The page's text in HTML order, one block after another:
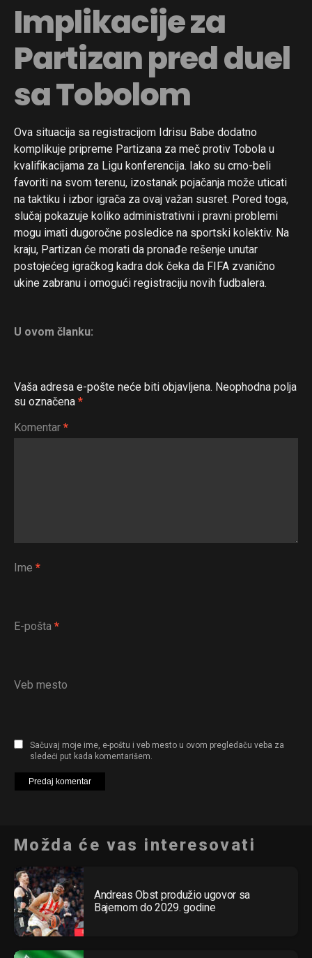
Implikacije za
Partizan pred duel
sa Tobolom
Ova situacija sa registracijom Idrisu Babe dodatno
komplikuje pripreme Partizana za meč protiv Tobola u
kvalifikacijama za Ligu konferencija. Iako su crno-beli
favoriti na svom terenu, izostanak pojačanja može uticati
na taktiku i izbor igrača za ovaj važan susret. Pored toga,
slučaj pokazuje koliko administrativni i pravni problemi
mogu imati dugoročne posledice na sportski kolektiv. Na
kraju, Partizan će morati da pronađe rešenje unutar
postojećeg igračkog kadra dok čeka da FIFA zvanično
ukine zabranu i omogući registraciju novih fudbalera.
U ovom članku:
Vaša adresa e-pošte neće biti objavljena. Neophodna polja
su označena *
Komentar *
Ime *
E-pošta *
Veb mesto
Sačuvaj moje ime, e-poštu i veb mesto u ovom pregledaču veba za
sledeći put kada komentarišem.
Možda će vas interesovati
Andreas Obst produžio ugovor sa
Bajernom do 2029. godine